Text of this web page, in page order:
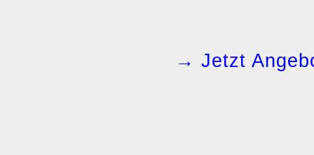
→ Jetzt